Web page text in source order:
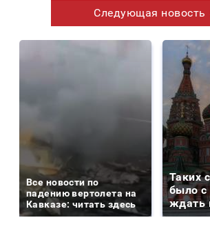
Следующая новость
Все новости по
падению вертолета на
Кавказе: читать здесь
Таких
было с
ждать